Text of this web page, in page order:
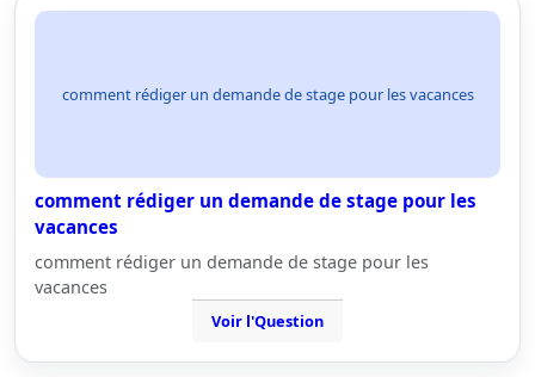
comment rédiger un demande de stage pour les vacances
comment rédiger un demande de stage pour les
vacances
comment rédiger un demande de stage pour les
vacances
Voir l'Question